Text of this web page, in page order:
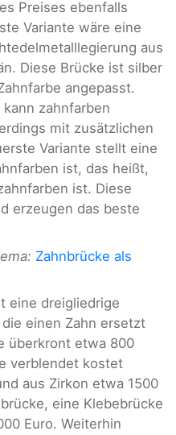
Preises ebenfalls
Variante wäre eine
aus
Diese Brücke ist silber
angepasst.
zahnfarben
mit zusätzlichen
Variante stellt eine
ist, das heißt,
ist. Diese
erzeugen das beste
Zahnbrücke als
eine dreigliedrige
einen Zahn ersetzt
überkront etwa 800
verblendet kostet
aus Zirkon etwa 1500
eine Klebebrücke
Euro. Weiterhin